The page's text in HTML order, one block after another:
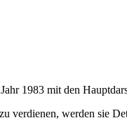
1983 mit den
verdienen, werden sie